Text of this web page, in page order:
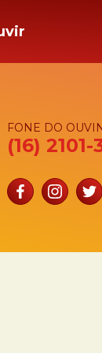
FONE DO
(16) 2101-